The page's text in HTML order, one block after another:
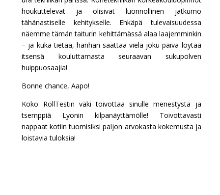
houkuttelevat ja olisivat luonnollinen jatkumo
tähänastiselle kehitykselle. Ehkäpä tulevaisuudessa
näemme tämän taiturin kehittämässä alaa laajemminkin
– ja kuka tietää, hänhän saattaa vielä joku päivä löytää
itsensä kouluttamasta seuraavan sukupolven
huippuosaajia!
Bonne chance, Aapo!
Koko RollTestin väki toivottaa sinulle menestystä ja
tsemppiä Lyonin kilpanäyttämölle! Toivottavasti
nappaat kotiin tuomisiksi paljon arvokasta kokemusta ja
loistavia tuloksia!